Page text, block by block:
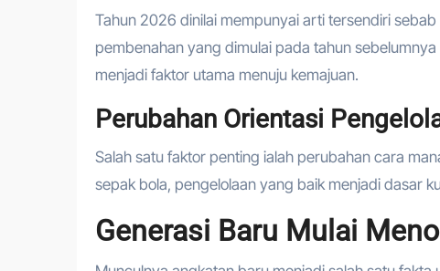
Tahun 2026 dinilai mempunyai arti tersendiri
pembenahan yang dimulai pada tahun
menjadi faktor utama menuju kemajuan.
Perubahan Orientasi
Salah satu faktor penting ialah perubahan cara
sepak bola, pengelolaan yang baik menjadi dasar
Generasi Baru Mulai